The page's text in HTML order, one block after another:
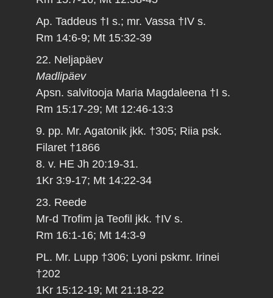
Ap. Taddeus †I s.; mr. Vassa †IV s.
Rm 14:6-9; Mt 15:32-39
22. Neljapäev
Madlipäev
Apsn. salvitooja Maria Magdaleena †I s.
Rm 15:17-29; Mt 12:46-13:3
9. pp. Mr. Agatonik jkk. †305; Riia psk.
Filaret †1866
8. v. HE Jh 20:19-31.
1Kr 3:9-17; Mt 14:22-34
23. Reede
Mr-d Trofim ja Teofil jkk. †IV s.
Rm 16:1-16; Mt 14:3-9
PL. Mr. Lupp †306; Lyoni pskmr. Irinei
†202
1Kr 15:12-19; Mt 21:18-22